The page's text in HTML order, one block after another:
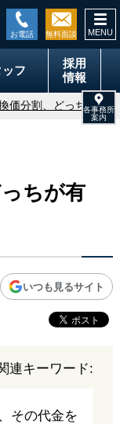
ッフ
採用
情報
価分割、どっちが有
ちが有
いつも見るサイト
連キーワード:
その代金を